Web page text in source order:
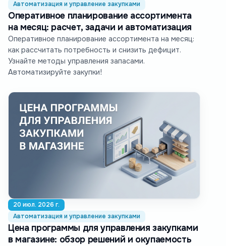
Автоматизация и управление закупками
Оперативное планирование ассортимента
на месяц: расчет, задачи и автоматизация
Оперативное планирование ассортимента на месяц:
как рассчитать потребность и снизить дефицит.
Узнайте методы управления запасами.
Автоматизируйте закупки!
20 июл. 2026 г.
Автоматизация и управление закупками
Цена программы для управления закупками
в магазине: обзор решений и окупаемость